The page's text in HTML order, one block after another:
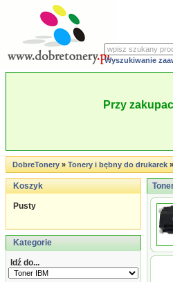
Wyszukiwanie
Przy
DobreTonery»Tonery i bębny do drukarek
Koszyk
Pusty
Kategorie
Idź do...